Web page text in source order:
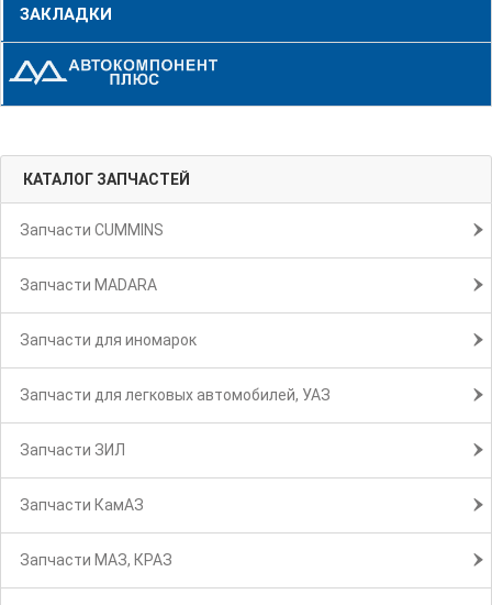
ЗАКЛАДКИ
КАТАЛОГ ЗАПЧАСТЕЙ
Запчасти CUMMINS
Запчасти MADARA
Запчасти для иномарок
Запчасти для легковых автомобилей, УАЗ
Запчасти ЗИЛ
Запчасти КамАЗ
Запчасти МАЗ, КРАЗ